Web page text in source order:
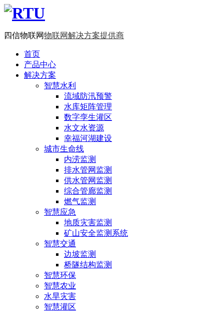
四信物联网物联网解决方案提供商
首页
产品中心
解决方案
智慧水利
流域防汛预警
水库矩阵管理
数字孪生灌区
水文水资源
幸福河湖建设
城市生命线
内涝监测
排水管网监测
供水管网监测
综合管廊监测
燃气监测
智慧应急
地质灾害监测
矿山安全监测系统
智慧交通
边坡监测
桥隧结构监测
智慧环保
智慧农业
水旱灾害
智慧灌区